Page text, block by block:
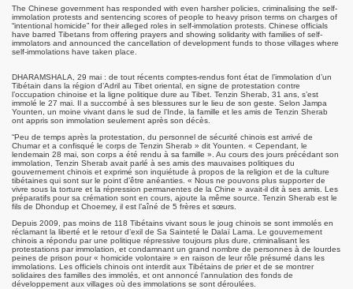
The Chinese government has responded with even harsher policies, criminalising the self-
immolation protests and sentencing scores of people to heavy prison terms on charges of
“intentional homicide” for their alleged roles in self-immolation protests. Chinese officials
have barred Tibetans from offering prayers and showing solidarity with families of self-
immolators and announced the cancellation of development funds to those villages where
self-immolations have taken place.
DHARAMSHALA, 29 mai : de tout récents comptes-rendus font état de l’immolation d’un
Tibétain dans la région d’Adril au Tibet oriental, en signe de protestation contre
l’occupation chinoise et la ligne politique dure au Tibet. Tenzin Sherab, 31 ans, s’est
immolé le 27 mai. Il a succombé à ses blessures sur le lieu de son geste. Selon Jampa
Younten, un moine vivant dans le sud de l’Inde, la famille et les amis de Tenzin Sherab
ont appris son immolation seulement après son décès.
“Peu de temps après la protestation, du personnel de sécurité chinois est arrivé de
Chumar et a confisqué le corps de Tenzin Sherab » dit Younten. « Cependant, le
lendemain 28 mai, son corps a été rendu à sa famille ». Au cours des jours précédant son
immolation, Tenzin Sherab avait parlé à ses amis des mauvaises politiques du
gouvernement chinois et exprimé son inquiétude à propos de la religion et de la culture
tibétaines qui sont sur le point d’être anéanties. « Nous ne pouvons plus supporter de
vivre sous la torture et la répression permanentes de la Chine » avait-il dit à ses amis. Les
préparatifs pour sa crémation sont en cours, ajoute la même source. Tenzin Sherab est le
fils de Dhondup et Choemey, il est l’aîné de 5 frères et sœurs.
Depuis 2009, pas moins de 118 Tibétains vivant sous le joug chinois se sont immolés en
réclamant la liberté et le retour d’exil de Sa Sainteté le Dalaï Lama. Le gouvernement
chinois a répondu par une politique répressive toujours plus dure, criminalisant les
protestations par immolation, et condamnant un grand nombre de personnes à de lourdes
peines de prison pour « homicide volontaire » en raison de leur rôle présumé dans les
immolations. Les officiels chinois ont interdit aux Tibétains de prier et de se montrer
solidaires des familles des immolés, et ont annoncé l’annulation des fonds de
développement aux villages où des immolations se sont déroulées.